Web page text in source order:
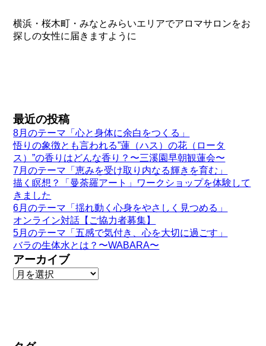
横浜・桜木町・みなとみらいエリアでアロマサロンをお
探しの女性に届きますように
最近の投稿
8月のテーマ「心と身体に余白をつくる」
悟りの象徴とも言われる”蓮（ハス）の花（ロータ
ス）”の香りはどんな香り？〜三溪園早朝観蓮会〜
7月のテーマ「恵みを受け取り内なる輝きを育む」
描く瞑想？「曼荼羅アート」ワークショップを体験して
きました
6月のテーマ「揺れ動く心身をやさしく見つめる」
オンライン対話【ご協力者募集】
5月のテーマ「五感で気付き、心を大切に過ごす」
バラの生体水とは？〜WABARA〜
アーカイブ